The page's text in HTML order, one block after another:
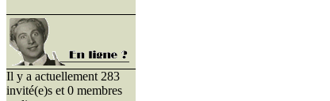
Il y a actuellement 283
invité(e)s et 0 membres